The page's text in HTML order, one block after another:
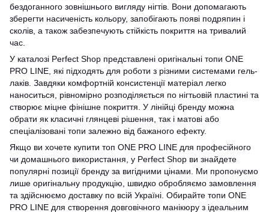
бездоганного зовнішнього вигляду нігтів. Вони допомагають
зберегти насиченість кольору, запобігають появі подряпин і
сколів, а також забезпечують стійкість покриття на тривалий
час.
У каталозі Perfect Shop представлені оригінальні топи ONE
PRO LINE, які підходять для роботи з різними системами гель-
лаків. Завдяки комфортній консистенції матеріал легко
наноситься, рівномірно розподіляється по нігтьовій пластині та
створює міцне фінішне покриття. У лінійці бренду можна
обрати як класичні глянцеві рішення, так і матові або
спеціалізовані топи залежно від бажаного ефекту.
Якщо ви хочете купити топ ONE PRO LINE для професійного
чи домашнього використання, у Perfect Shop ви знайдете
популярні позиції бренду за вигідними цінами. Ми пропонуємо
лише оригінальну продукцію, швидко обробляємо замовлення
та здійснюємо доставку по всій Україні. Обирайте топи ONE
PRO LINE для створення довговічного манікюру з ідеальним